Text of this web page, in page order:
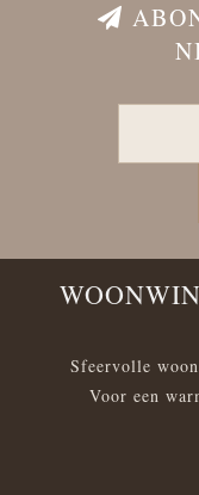
Sfeervolle
Voor een